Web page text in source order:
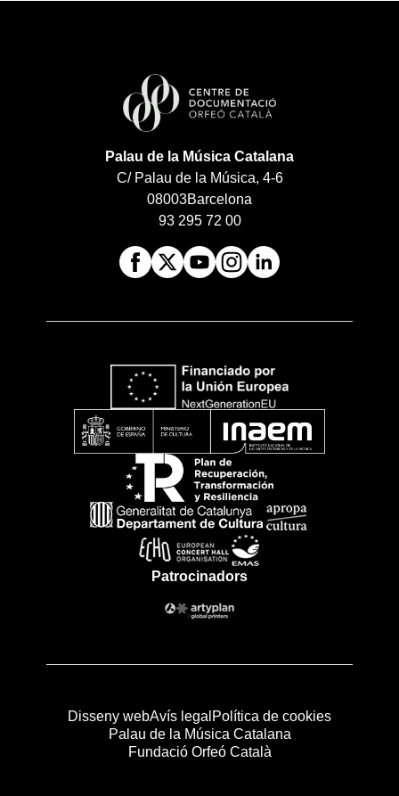
Palau de la Música Catalana
C/ Palau de la Música, 4-6
08003Barcelona
93 295 72 00
Patrocinadors
Disseny webAvís legal Política de cookies
Palau de la Música Catalana
Fundació Orfeó Català